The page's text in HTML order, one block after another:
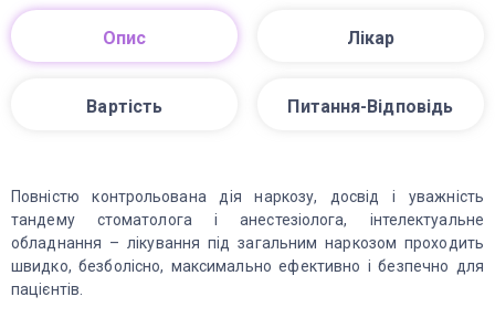
Опис Лікар
Вартість Питання-Відповідь
Повністю контрольована дія наркозу, досвід і уважність
тандему стоматолога і анестезіолога, інтелектуальне
обладнання – лікування під загальним наркозом проходить
швидко, безболісно, ​​максимально ефективно і безпечно для
пацієнтів.